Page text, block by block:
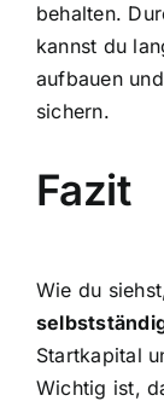
behalten.
kannst du
aufbauen
sichern.
Fazit
Wie du
Startkapital
Wichtig ist,